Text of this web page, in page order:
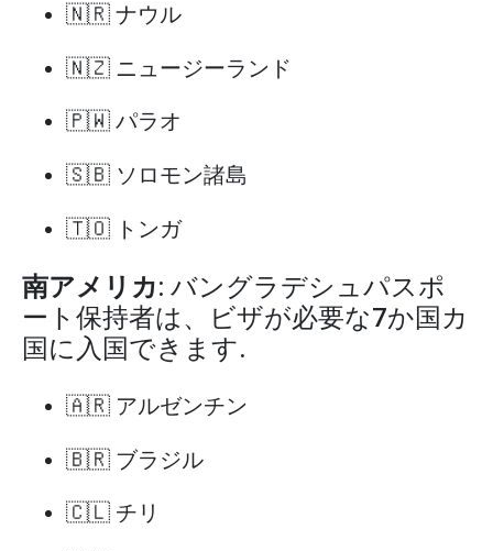
🇳🇷 ナウル
🇳🇿 ニュージーランド
🇵🇼 パラオ
🇸🇧 ソロモン諸島
🇹🇴 トンガ
南アメリカ: バングラデシュパスポ
ート保持者は、ビザが必要な7か国カ
国に入国できます.
🇦🇷 アルゼンチン
🇧🇷 ブラジル
🇨🇱 チリ